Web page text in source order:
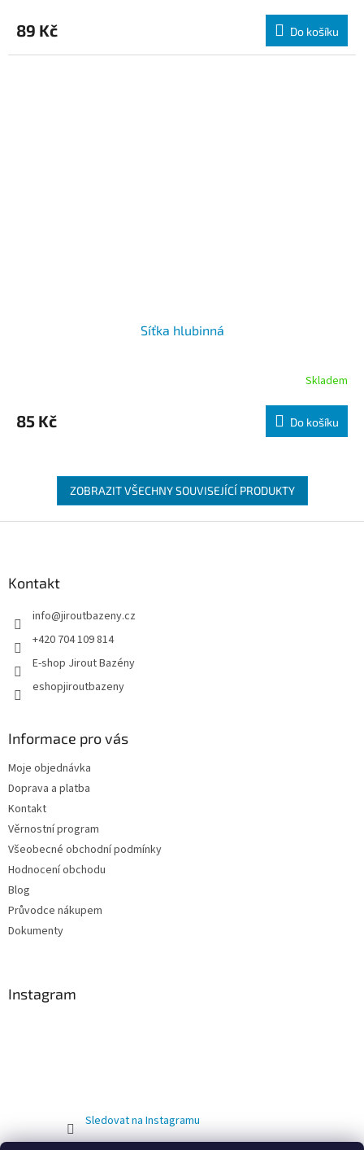
89 Kč Do košíku
Síťka hlubinná
Skladem
85 Kč Do košíku
ZOBRAZIT VŠECHNY SOUVISEJÍCÍ PRODUKTY
Kontakt
info@jiroutbazeny.cz
+420 704 109 814
E-shop Jirout Bazény
eshopjiroutbazeny
Informace pro vás
Moje objednávka
Doprava a platba
Kontakt
Věrnostní program
Všeobecné obchodní podmínky
Hodnocení obchodu
Blog
Průvodce nákupem
Dokumenty
Instagram
Sledovat na Instagramu